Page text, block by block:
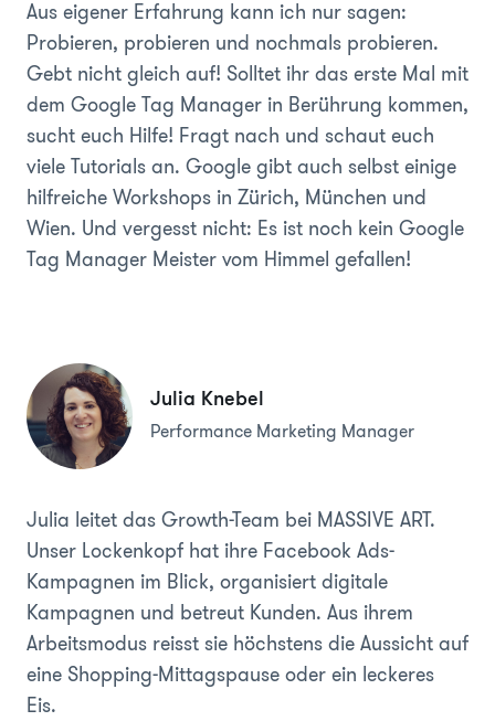
Aus eigener Erfahrung kann ich nur sagen:
Probieren, probieren und nochmals probieren.
Gebt nicht gleich auf! Solltet ihr das erste Mal mit
dem Google Tag Manager in Berührung kommen,
sucht euch Hilfe! Fragt nach und schaut euch
viele Tutorials an. Google gibt auch selbst einige
hilfreiche Workshops in Zürich, München und
Wien. Und vergesst nicht: Es ist noch kein Google
Tag Manager Meister vom Himmel gefallen!
Julia Knebel
Performance Marketing Manager
Julia leitet das Growth-Team bei MASSIVE ART.
Unser Lockenkopf hat ihre Facebook Ads-
Kampagnen im Blick, organisiert digitale
Kampagnen und betreut Kunden. Aus ihrem
Arbeitsmodus reisst sie höchstens die Aussicht auf
eine Shopping-Mittagspause oder ein leckeres
Eis.